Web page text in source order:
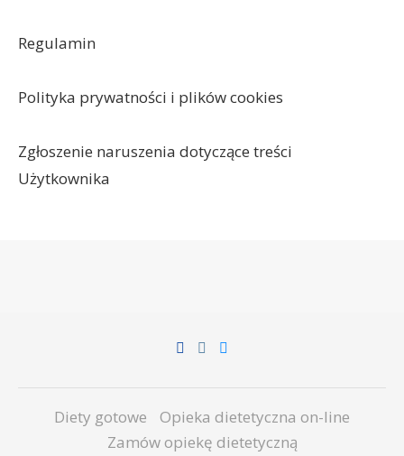
Regulamin
Polityka prywatności i plików cookies
Zgłoszenie naruszenia dotyczące treści
Użytkownika
Diety gotowe
Opieka dietetyczna on-line
Zamów opiekę dietetyczną